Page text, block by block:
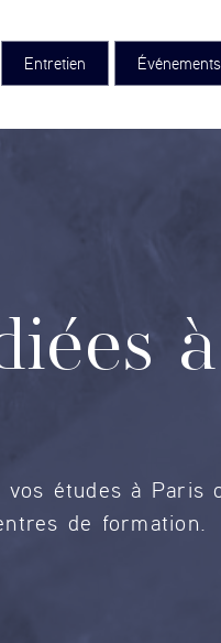
Entretien Événements
études à Paris
de formation.